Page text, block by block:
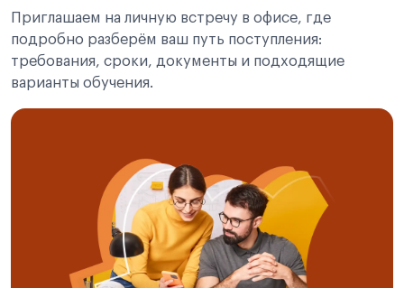
Приглашаем на личную встречу в офисе, где
подробно разберём ваш путь поступления:
требования, сроки, документы и подходящие
варианты обучения.